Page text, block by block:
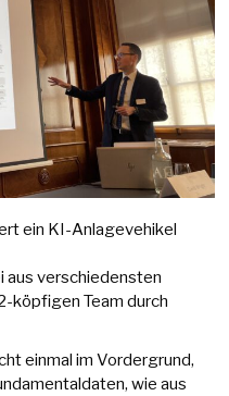
ein KI-Anlagevehikel
aus verschiedensten
köpfigen Team durch
einmal im Vordergrund,
wie aus